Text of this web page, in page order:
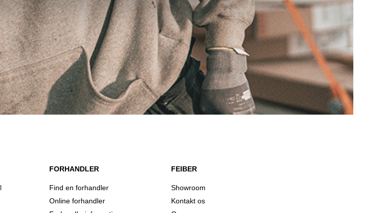
FORHANDLER
Find en forhandler
Online forhandler
FEIBER
Showroom
Kontakt os